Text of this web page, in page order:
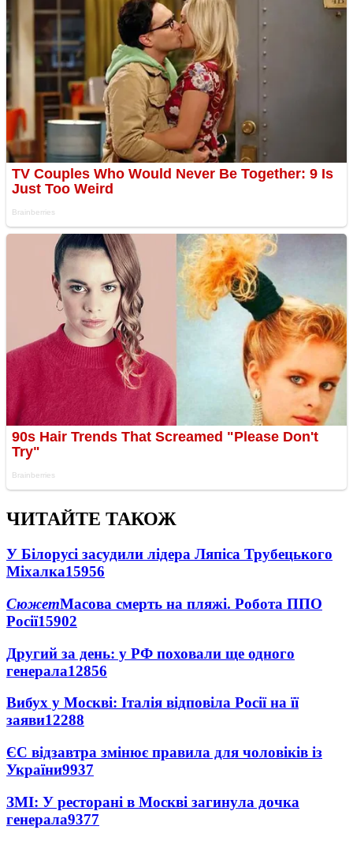
ЧИТАЙТЕ ТАКОЖ
У Білорусі засудили лідера Ляпіса Трубецького
Міхалка15956
СюжетМасова смерть на пляжі. Робота ППО
Росії15902
Другий за день: у РФ поховали ще одного
генерала12856
Вибух у Москві: Італія відповіла Росії на її
заяви12288
ЄС відзавтра змінює правила для чоловіків із
України9937
ЗМІ: У ресторані в Москві загинула дочка
генерала9377